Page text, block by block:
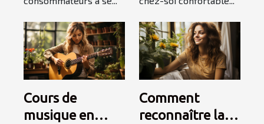
Cours de
musique en
Comment
reconnaître la